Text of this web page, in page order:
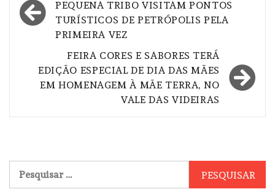
de
Post
PEQUENA TRIBO VISITAM PONTOS
TURÍSTICOS DE PETRÓPOLIS PELA
PRIMEIRA VEZ
FEIRA CORES E SABORES TERÁ
EDIÇÃO ESPECIAL DE DIA DAS MÃES
EM HOMENAGEM À MÃE TERRA, NO
VALE DAS VIDEIRAS
por: